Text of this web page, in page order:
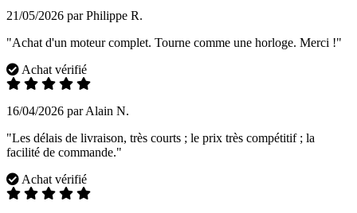
21/05/2026 par Philippe R.
"Achat d'un moteur complet. Tourne comme une horloge. Merci !"
Achat vérifié
16/04/2026 par Alain N.
"Les délais de livraison, très courts ; le prix très compétitif ; la
facilité de commande."
Achat vérifié